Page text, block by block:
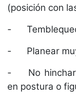
(posición con
-
-
Planear
-
No
en postura o